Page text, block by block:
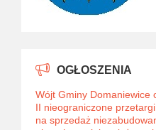
OGŁOSZENIA
Wójt Gminy Domaniewice
II nieograniczone
na sprzedaż